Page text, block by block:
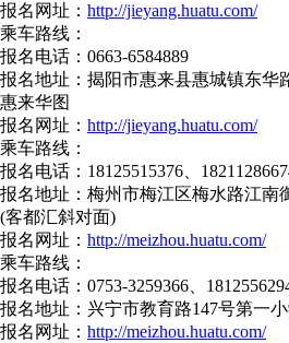
报名网址： http://jieyang.huatu.com/
乘车路线：
报名电话：0663-6584889
报名地址：揭阳市惠来县惠城镇东华
惠来华图
报名网址： http://jieyang.huatu.com/
乘车路线：
报名电话：18125515376、
报名地址：梅州市梅江区梅水路江南
(客都汇斜对面)
报名网址： http://meizhou.huatu.com/
乘车路线：
报名电话：0753-3259366、
报名地址：兴宁市教育路147号第一
报名网址： http://meizhou.huatu.com/